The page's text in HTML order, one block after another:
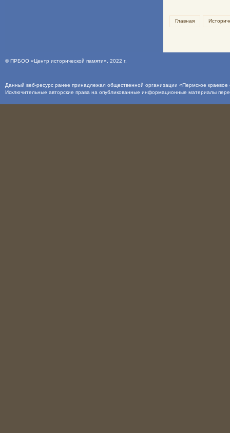
Главная
©ПРБОО «Центр исторической памяти» , 2022 г.
Данный веб-ресурс ранее принадлежал общественной организации «Пермское
Исключительные авторские права на опубликованные информационные материалы